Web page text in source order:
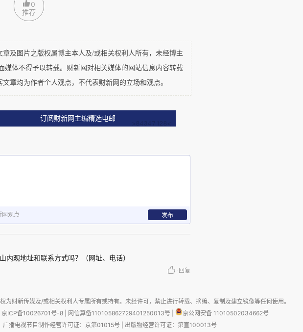
，这静寂越来越深，连呼吸的节奏和血流的声
开始了。凌晨四点被钵声唤醒，晚上９点才回
日修行，就是葛印卡老师所说的“深度心灵手
息法（Anapana）到观察感受的内观法
直至最后一天开示慈悲观Metta-bhavana，为
0
推荐
图片之版权属博主本人及/或相关权利人所有，未经博主
媒体不得予以转载。财新网对相关媒体的网站信息内容转载
章均为作者个人观点，不代表财新网的立场和观点。
订阅财新网主编精选电邮
网观点 发布
内观地址和联系方式吗？（网址、电话）
· 回复
为财新传媒及/或相关权利人专属所有或持有。未经许可，禁止进行转载、摘编、复制及建立镜像等任何使用。
京ICP备10026701号-8
网信算备110105862729401250013号
京公网安备 11010502034662号
广播电视节目制作经营许可证：京第01015号
出版物经营许可证：第直100013号